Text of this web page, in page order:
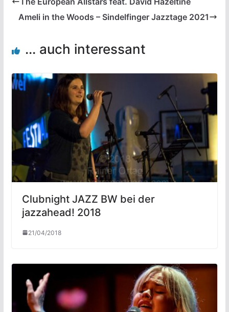
Ameli in the Woods – Sindelfinger Jazztage 2021
... auch interessant
Clubnight JAZZ BW bei der
jazzahead! 2018
21/04/2018